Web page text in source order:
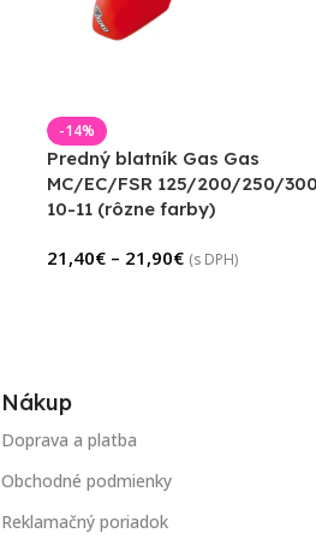
-14%
Predný blatník Gas Gas
MC/EC/FSR 125/200/250/
10-11 (rôzne farby)
21,40€ – 21,90€ (s DPH)
Nákup
Doprava a platba
Obchodné podmienky
Reklamačný poriadok